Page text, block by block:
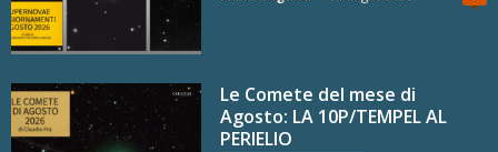
Le Comete del mese di
Agosto: LA 10P/TEMPEL AL
PERIELIO